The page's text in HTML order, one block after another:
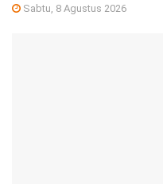
Sabtu, 8 Agustus 2026